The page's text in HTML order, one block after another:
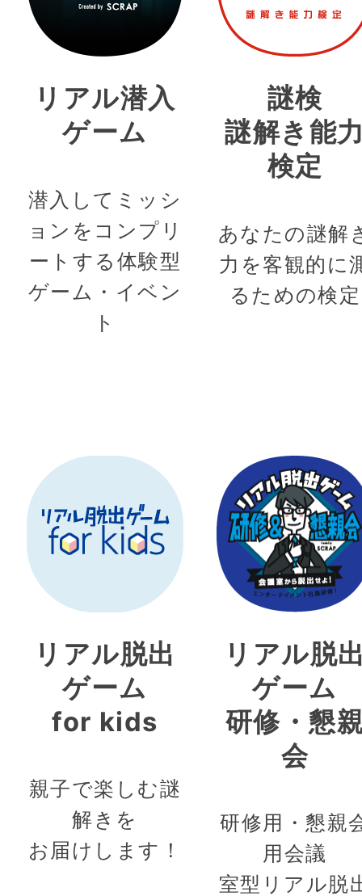
リアル潜入
ゲーム
潜入してミッシ
ョンをコンプリ
ートする体験型
ゲーム・イベン
ト
謎検
謎解き能
検定
あなたの謎解
力を客観的に
るための検定
リアル脱出
ゲーム
for kids
親子で楽しむ謎
解きを
お届けします！
リアル脱
ゲーム
研修・懇
会
研修用・懇親
用会議
室型リアル脱